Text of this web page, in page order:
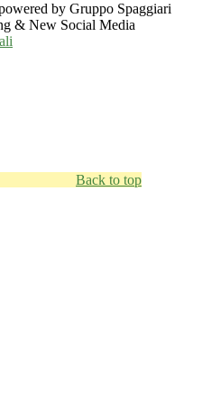
by Gruppo Spaggiari
& New Social Media
Back to top